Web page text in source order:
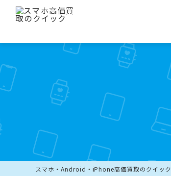
スマホ・Android・iPhone高価買取のクイック